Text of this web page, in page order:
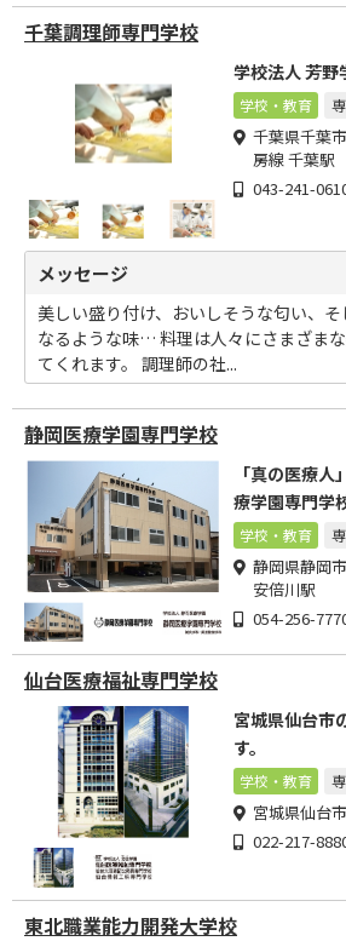
千葉調理師専門学校
学校法人 芳野
学校・教育
千葉県千葉
房線 千葉駅
043-241-
メッセージ
美しい盛り付け、おいしそうな匂い、
なるような味… 料理は人々にさまざま
てくれます。 調理師の社...
静岡医療学園専門学校
「真の医療
療学園専門学
学校・教育
静岡県静岡
安倍川駅
054-256-
仙台医療福祉専門学校
宮城県仙台市
す。
学校・教育
宮城県仙台
022-217-
東北職業能力開発大学校